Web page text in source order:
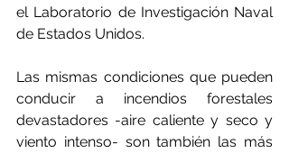
el Laboratorio de Investigación Naval
de Estados Unidos.
Las mismas condiciones que pueden
conducir a incendios forestales
devastadores -aire caliente y seco y
viento intenso- son también las más